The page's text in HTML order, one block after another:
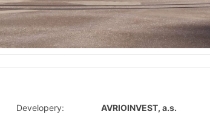
Developery: AVRIOINVEST, a.s.